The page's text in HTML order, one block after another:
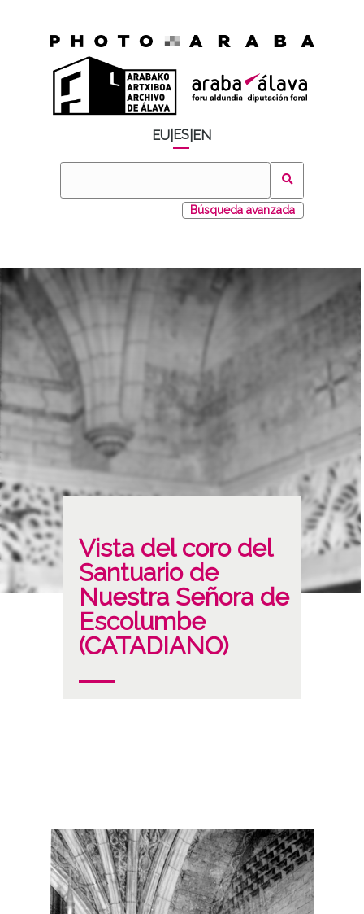
EU ES EN
Búsqueda avanzada
Vista del coro del
Santuario de
Nuestra Señora de
Escolumbe
(CATADIANO)